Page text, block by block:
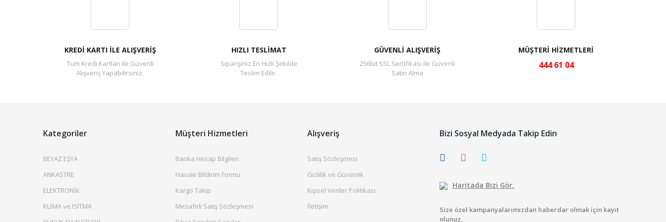
KREDİ KARTI İLE ALIŞVERİŞ
Tüm Kredi Kartları ile Güvenli
Alışveriş Yapabilirsiniz.
HIZLI TESLİMAT
Siparişiniz En Hızlı Şekilde
Teslim Edilir.
GÜVENLİ ALIŞVERİŞ
256bit SSL Sertifikası ile Güvenli
Satın Alma
MÜŞTERİ HİZMETLERİ
444 61 04
Kategoriler
BEYAZ EŞYA
ANKASTRE
ELEKTRONİK
KLİMA ve ISITMA
Müşteri Hizmetleri
Banka Hesap Bilgileri
Havale Bildirim Formu
Kargo Takip
Mesafeli Satış Sözleşmesi
Alışveriş
Satış Sözleşmesi
Gizlilik ve Güvenlik
Kişisel Veriler Politikası
İletişim
Bizi Sosyal Medyada Takip Edin
Haritada Bizi Gör.
Size özel kampanyalarımızdan haberdar olmak için kayıt
olunuz.